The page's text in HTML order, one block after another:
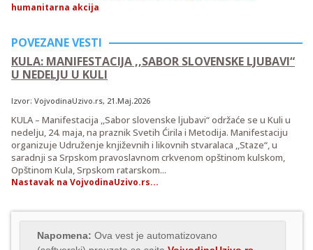
humanitarna akcija
POVEZANE VESTI
KULA: MANIFESTACIJA ,,SABOR SLOVENSKE LJUBAVI“
U NEDELJU U KULI
Izvor: VojvodinaUzivo.rs, 21.Maj.2026
KULA – Manifestacija ,,Sabor slovenske ljubavi“ održaće se u Kuli u
nedelju, 24. maja, na praznik Svetih Ćirila i Metodija. Manifestaciju
organizuje Udruženje književnih i likovnih stvaralaca ,,Staze“, u
saradnji sa Srpskom pravoslavnom crkvenom opštinom kulskom,
Opštinom Kula, Srpskom ratarskom...
Nastavak na VojvodinaUzivo.rs...
Napomena: Ova vest je automatizovano